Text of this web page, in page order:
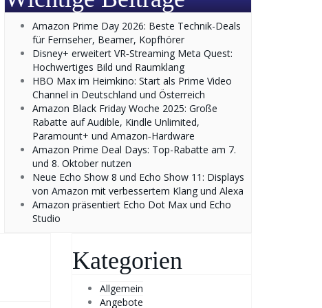
Amazon Prime Day 2026: Beste Technik-Deals
für Fernseher, Beamer, Kopfhörer
Disney+ erweitert VR‑Streaming Meta Quest:
Hochwertiges Bild und Raumklang
HBO Max im Heimkino: Start als Prime Video
Channel in Deutschland und Österreich
Amazon Black Friday Woche 2025: Große
Rabatte auf Audible, Kindle Unlimited,
Paramount+ und Amazon‑Hardware
Amazon Prime Deal Days: Top-Rabatte am 7.
und 8. Oktober nutzen
Neue Echo Show 8 und Echo Show 11: Displays
von Amazon mit verbessertem Klang und Alexa
Amazon präsentiert Echo Dot Max und Echo
Studio
Kategorien
Allgemein
Angebote